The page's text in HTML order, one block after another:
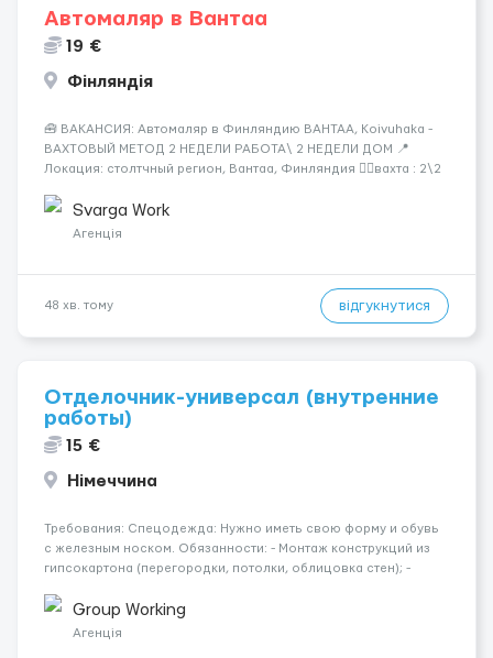
Автомаляр в Вантаа
19 €
Фінляндія
🧰 ВАКАНСИЯ: Автомаляр в Финляндию ВАНТАА, Koivuhaka -
ВАХТОВЫЙ МЕТОД 2 НЕДЕЛИ РАБОТА\ 2 НЕДЕЛИ ДОМ 📍
Локация: столтчный регион, Вантаа, Финляндия 👌🏻вахта : 2\2
час брутто 🏠 Жильё: предоставляется БЕСПЛАТНО 📞
Контакт: +3725672...
Svarga Work
Агенція
48 хв. тому відгукнутися
Отделочник-универсал (внутренние
работы)
15 €
Німеччина
Требования: Спецодежда: Нужно иметь свою форму и обувь
с железным носком. Обязанности: - Монтаж конструкций из
гипсокартона (перегородки, потолки, облицовка стен); -
малярных работ (шпатлевка, грунтовка, покраска); -
Штукатурные работы ...
Group Working
Агенція